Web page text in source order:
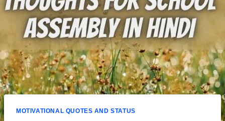
MOTIVATIONAL QUOTES AND STATUS